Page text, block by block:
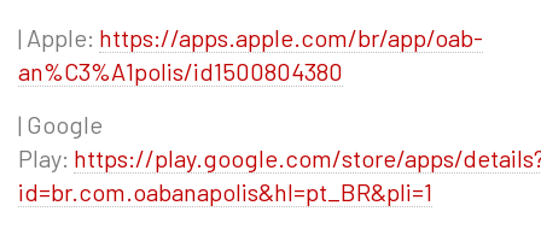
| Apple: https://apps.apple.com/br/app/oab-
an%C3%A1polis/id1500804380
| Google
Play: https://play.google.com/store/apps/
id=br.com.oabanapolis&hl=pt_BR&pli=1